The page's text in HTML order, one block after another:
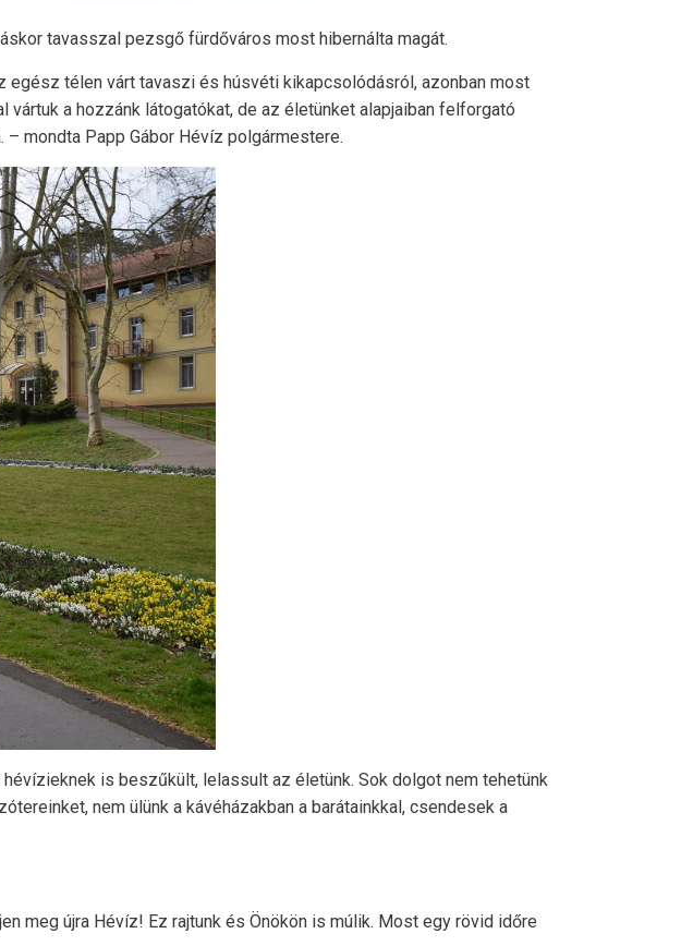
tavasszal pezsgő fürdőváros most hibernálta magát.
egész télen várt tavaszi és húsvéti kikapcsolódásról, azonban most
a hozzánk látogatókat, de az életünket alapjaiban felforgató
mondta Papp Gábor Hévíz polgármestere.
is beszűkült, lelassult az életünk. Sok dolgot nem tehetünk
nem ülünk a kávéházakban a barátainkkal, csendesek a
meg újra Hévíz! Ez rajtunk és Önökön is múlik. Most egy rövid időre